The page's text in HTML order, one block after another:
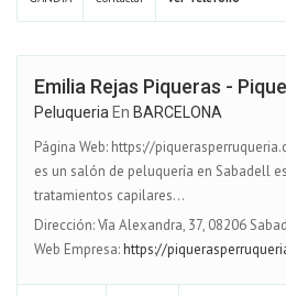
Emilia Rejas Piqueras -
Peluqueria En BARCELONA
Página Web: https://
es un salón de peluquería en Sabadell
tratamientos capilares...
Dirección: Vía Alexandra, 37, 08206
Web Empresa:https://